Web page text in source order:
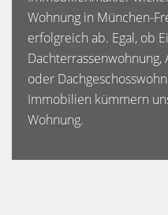
Wohnung in München-
erfolgreich ab. Egal, ob
oder
Immobilien kümmern
Wohnung.